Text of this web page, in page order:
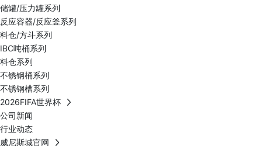
储罐/压力罐系列
反应容器/反应釜系列
料仓/方斗系列
IBC吨桶系列
料仓系列
不锈钢桶系列
不锈钢槽系列
2026FIFA世界杯
公司新闻
行业动态
威尼斯城官网